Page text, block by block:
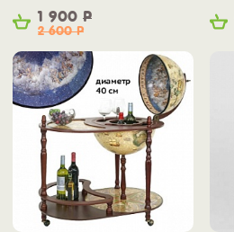
1 900 Р
2 600Р